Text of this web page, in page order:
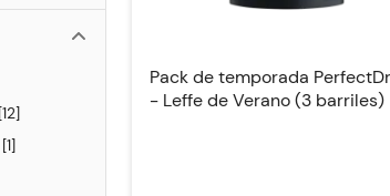
12
1
Pack de temporada
- Leffe de Verano (3 barriles)